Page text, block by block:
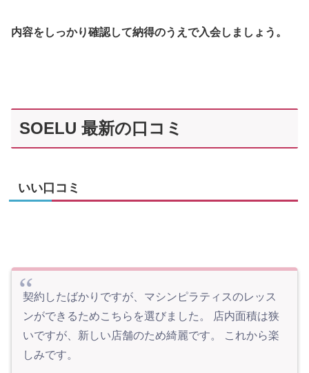
内容をしっかり確認して納得のうえで入会しましょう。
SOELU 最新の口コミ
いい口コミ
契約したばかりですが、マシンピラティスのレッス
ンができるためこちらを選びました。 店内面積は狭
いですが、新しい店舗のため綺麗です。 これから楽
しみです。